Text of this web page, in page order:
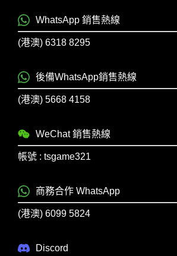
WhatsApp 銷售熱線
(港澳) 6318 8295
後備WhatsApp銷售熱線
(港澳) 5668 4158
WeChat 銷售熱線
帳號 : tsgame321
商務合作 WhatsApp
(港澳) 6099 5824
Discord